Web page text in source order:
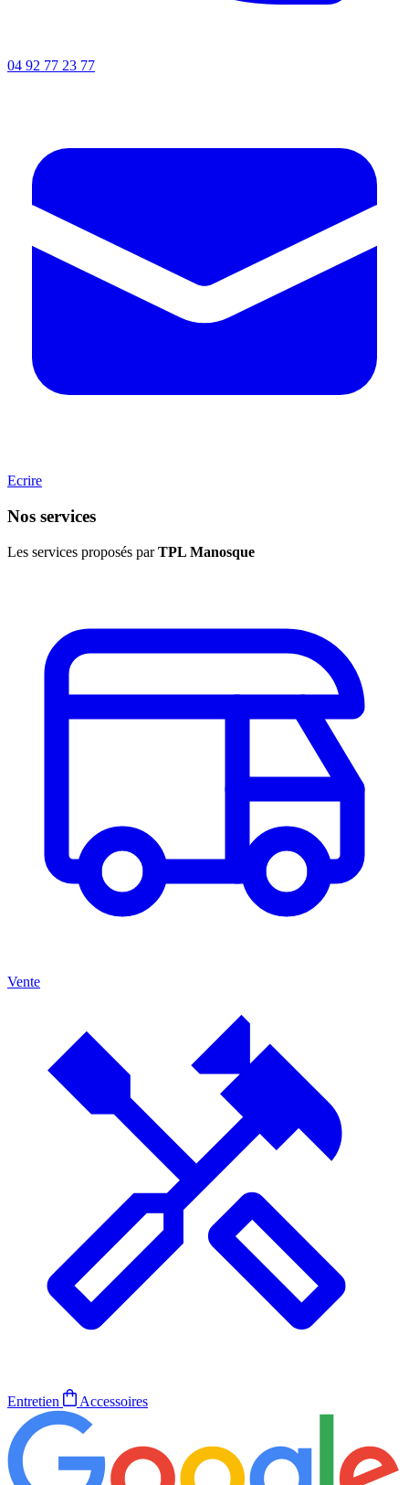
04 92 77 23 77
Ecrire
Nos services
Les services proposés parTPL Manosque
Vente
Entretien Accessoires